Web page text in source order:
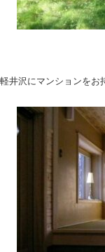
軽井沢にマンションをお